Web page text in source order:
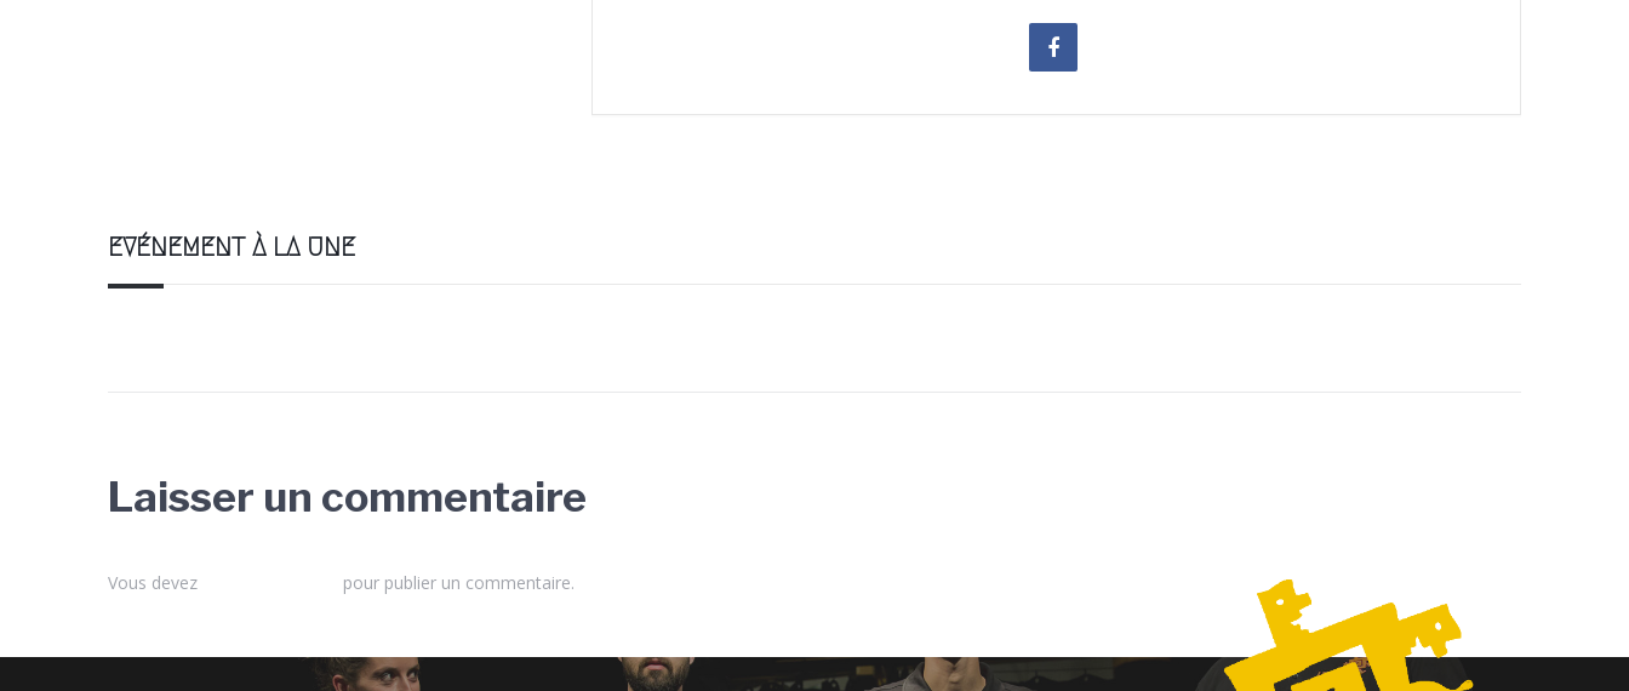
EVÉNEMENT À LA UNE
Laisser un commentaire
Vous devez pour publier un commentaire.